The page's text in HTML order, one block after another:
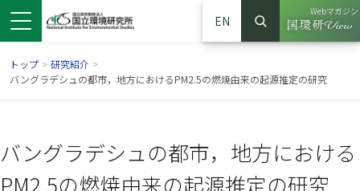
EN
サイト内検索
検索
Webマガジン
（別ウイ
トップ > 研究紹介 >
バングラデシュの都市，地方におけるPM2.5の燃焼由来の起源推定の研究
バングラデシュの都市，地方における
PM2.5の燃焼由来の起源推定の研究